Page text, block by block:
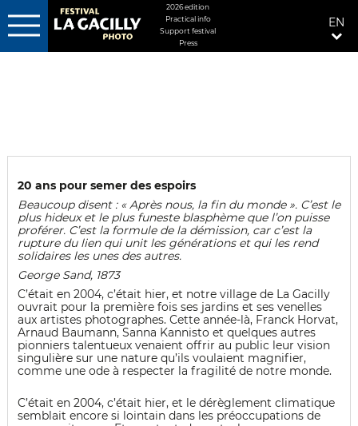
Skip
MENU
FIXÉ
DROITE
2026 edition
Practical info
Support festival
Press
EN
20 ans pour semer des espoirs
Beaucoup disent : « Après nous, la fin du monde ». C’est le
plus hideux et le plus funeste blasphème que l’on puisse
proférer. C’est la formule de la démission, car c’est la
rupture du lien qui unit les générations et qui les rend
solidaires les unes des autres.
George Sand, 1873
C’était en 2004, c’était hier, et notre village de La Gacilly
ouvrait pour la première fois ses jardins et ses venelles
aux artistes photographes. Cette année-là, Franck Horvat,
Arnaud Baumann, Sanna Kannisto et quelques autres
pionniers talentueux venaient offrir au public leur vision
singulière sur une nature qu’ils voulaient magnifier,
comme une ode à respecter la fragilité de notre monde.
C’était en 2004, c’était hier, et le dérèglement climatique
semblait encore si lointain dans les préoccupations de